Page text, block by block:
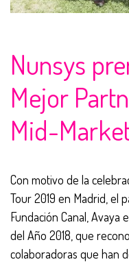
Nunsys
Mejor
Mid-
Con motivo de la
Tour 2019 en Madrid, el
Fundación Canal,
del Año 2018, que
colaboradoras que han